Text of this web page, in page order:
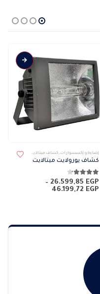
إضاءة و إكسسوارات , كشاف ميتالايت كشافات
كشاف يورولايت ميتالايت
4.14من 5
26.599,85 EGP
–
46.199,72 EGP